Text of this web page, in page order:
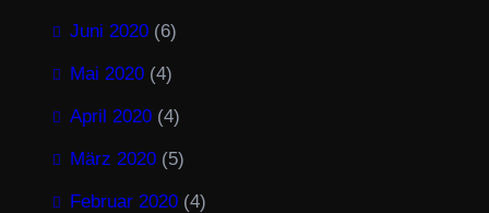
Juni 2020 (6)
Mai 2020 (4)
April 2020 (4)
März 2020 (5)
Februar 2020 (4)